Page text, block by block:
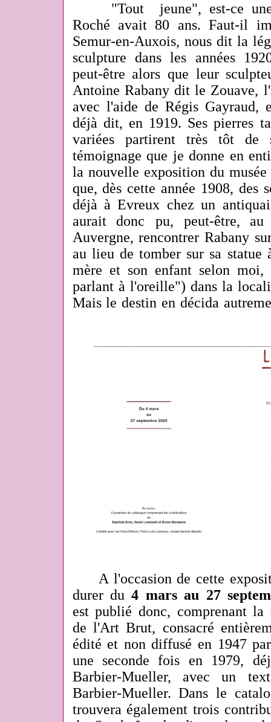
"Tout jeune", est-ce une
Roché avait 80 ans. Faut-il
Semur-en-Auxois, nous dit la
sculpture dans les années
peut-être alors que leur
Antoine Rabany dit le Zouave,
avec l'aide de Régis
déjà dit, en 1919. Ses pierres
variées partirent très tôt de
témoignage que je donne en
la nouvelle exposition du
que, dès cette année 1908, des
déjà à Evreux chez un
aurait donc pu, peut-être,
Auvergne, rencontrer Rabany
au lieu de tomber sur sa statue
mère et son enfant selon
parlant à l'oreille") dans la
Mais le destin en décida
A l'occasion de cette
durer du4 mars au 27
est publié donc, comprenant
de l'Art Brut, consacré
édité et non diffusé en 1947
une seconde fois en 1979,
Barbier-Mueller, avec un
Barbier-Mueller. Dans le
trouvera également trois